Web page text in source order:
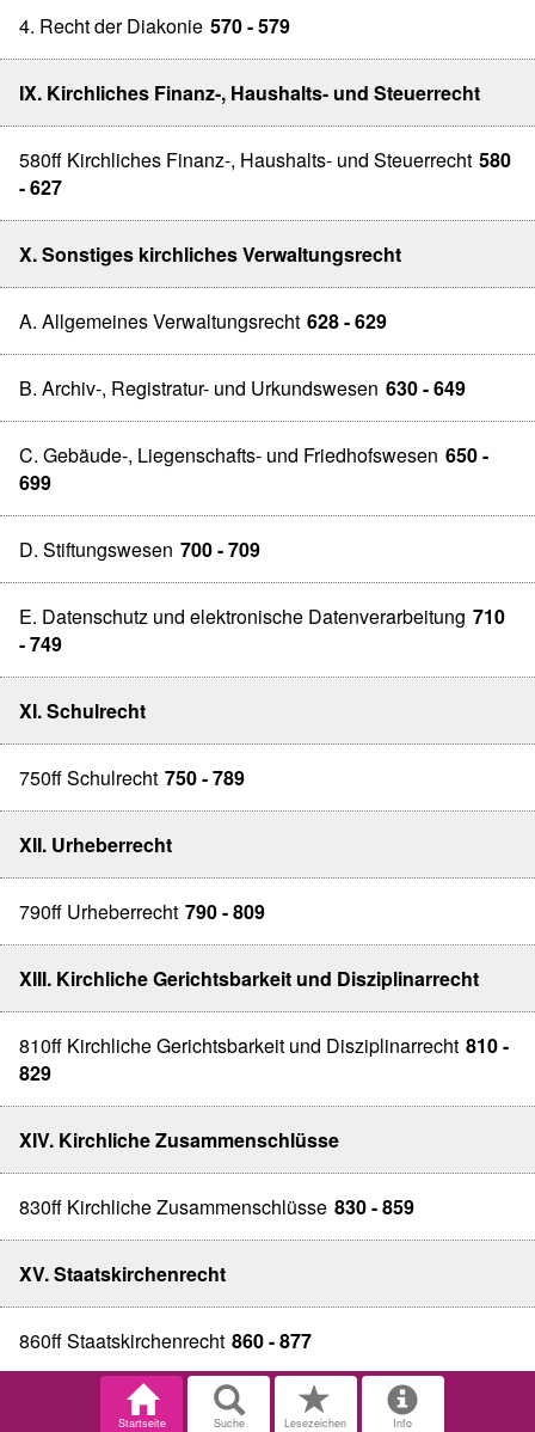
4. Recht der Diakonie 570 - 579
IX. Kirchliches Finanz-, Haushalts- und Steuerrecht
580ff Kirchliches Finanz-, Haushalts- und Steuerrecht 580
- 627
X. Sonstiges kirchliches Verwaltungsrecht
A. Allgemeines Verwaltungsrecht 628 - 629
B. Archiv-, Registratur- und Urkundswesen 630 - 649
C. Gebäude-, Liegenschafts- und Friedhofswesen 650 -
699
D. Stiftungswesen 700 - 709
E. Datenschutz und elektronische Datenverarbeitung 710
- 749
XI. Schulrecht
750ff Schulrecht 750 - 789
XII. Urheberrecht
790ff Urheberrecht 790 - 809
XIII. Kirchliche Gerichtsbarkeit und Disziplinarrecht
810ff Kirchliche Gerichtsbarkeit und Disziplinarrecht 810 -
829
XIV. Kirchliche Zusammenschlüsse
830ff Kirchliche Zusammenschlüsse 830 - 859
XV. Staatskirchenrecht
860ff Staatskirchenrecht 860 - 877
Startseite Suche Lesezeichen Info